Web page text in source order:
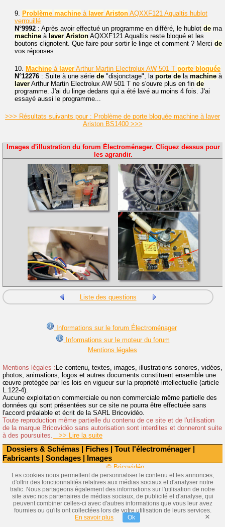
Dossiers & Schémas Fiches Tout l'électroménager
Fabricants
Sondages Images
9. Problème machine à laver Ariston AQXXF121 Aqualtis hublot
verrouillé
N°9992 : Après avoir effectué un programme en différé, le hublot de ma
machine à laver Ariston AQXXF121 Aqualtis reste bloqué et les
boutons clignotent. Que faire pour sortir le linge et comment ? Merci de
vos réponses.
10. Machine à laver Arthur Martin Electrolux AW 501 T porte bloquée
N°12276 : Suite à une série de "disjonctage", la porte de la machine à
laver Arthur Martin Electrolux AW 501 T ne s'ouvre plus en fin de
programme. J'ai du linge dedans qui a été lavé au moins 4 fois. J'ai
essayé aussi le programme...
>>> Résultats suivants pour : Problème de porte bloquée machine à laver
Ariston BS1400 >>>
Images d'illustration du forum Électroménager. Cliquez dessus pour
les agrandir.
Liste des questions
Informations sur le forum Électroménager
Informations sur le moteur du forum
Mentions légales
Mentions légales : Le contenu, textes, images, illustrations sonores, vidéos,
photos, animations, logos et autres documents constituent ensemble une
œuvre protégée par les lois en vigueur sur la propriété intellectuelle (article
L.122-4).
Aucune exploitation commerciale ou non commerciale même partielle des
données qui sont présentées sur ce site ne pourra être effectuée sans
l'accord préalable et écrit de la SARL Bricovidéo.
Toute reproduction même partielle du contenu de ce site et de l'utilisation
de la marque Bricovidéo sans autorisation sont interdites et donneront suite
à des poursuites. >> Lire la suite
© Bricovidéo
Les cookies nous permettent de personnaliser le contenu et les annonces,
d'offrir des fonctionnalités relatives aux médias sociaux et d'analyser notre
trafic. Nous partageons également des informations sur l'utilisation de notre
site avec nos partenaires de médias sociaux, de publicité et d'analyse, qui
peuvent combiner celles-ci avec d'autres informations que vous leur avez
fournies ou qu'ils ont collectées lors de votre utilisation de leurs services.
En savoir plus
Ok ×